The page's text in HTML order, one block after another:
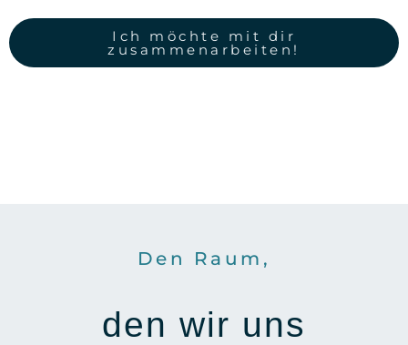
Ich möchte mit dir
zusammenarbeiten!
Den Raum,
den wir uns